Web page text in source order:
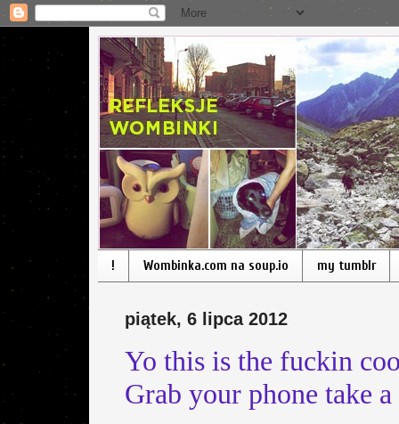
! Wombinka.com na soup.io my tumblr
piątek, 6 lipca 2012
Yo this is the fuckin
Grab your phone take